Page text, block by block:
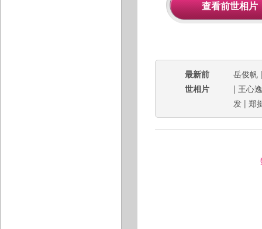
最新前
世相片
岳俊帆
| 王心逸
发 | 郑